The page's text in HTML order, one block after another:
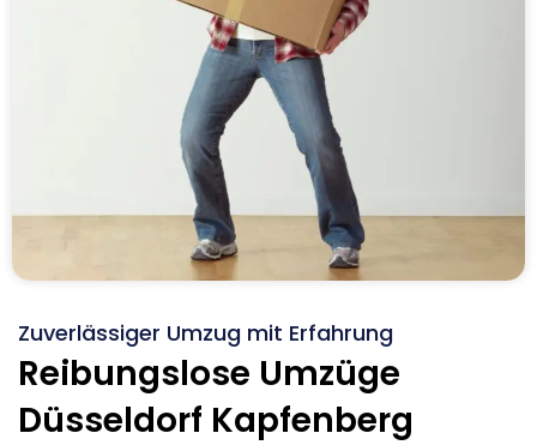
Zuverlässiger Umzug mit Erfahrung
Reibungslose Umzüge
Düsseldorf Kapfenberg